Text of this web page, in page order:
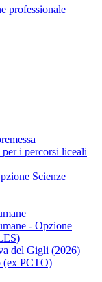
professionale
i percorsi liceali
Scienze
- Opzione
del Gigli (2026)
(ex PCTO)